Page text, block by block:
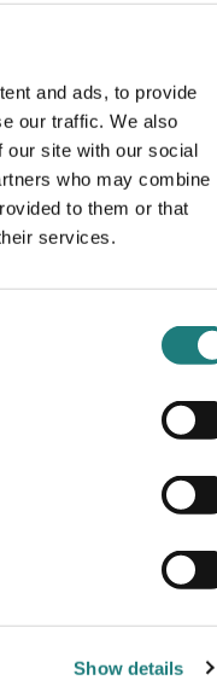
and ads, to provide
our traffic. We also
our site with our social
who may combine
to them or that
services.
Show details